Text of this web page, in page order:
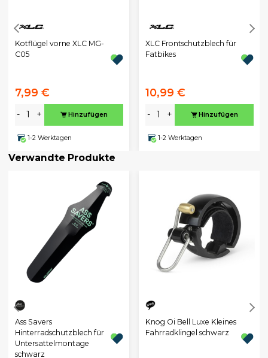
Kotflügel vorne XLC MG-
C05
7,99 €
- + Hinzufügen
1-2 Werktagen
XLC Frontschutzblech für
Fatbikes
10,99 €
- + Hinzufügen
1-2 Werktagen
Verwandte Produkte
Ass Savers
Hinterradschutzblech für
Untersattelmontage
schwarz
Knog Oi Bell Luxe Kleines
Fahrradklingel schwarz